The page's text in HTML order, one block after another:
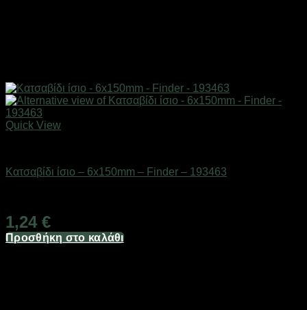
Quick View
Κατσαβίδι ίσιο – 6x150mm – Finder – 193463
1,24 €
Προσθήκη στο καλάθι